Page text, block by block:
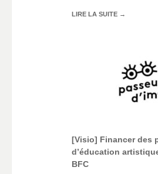
LIRE LA SUITE →
[Visio] Financer des
d’éducation
BFC